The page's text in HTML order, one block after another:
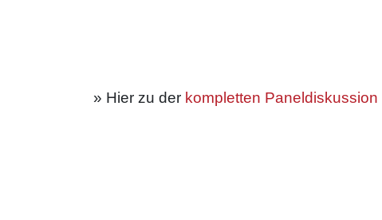
» Hier zu der kompletten Paneldiskussion